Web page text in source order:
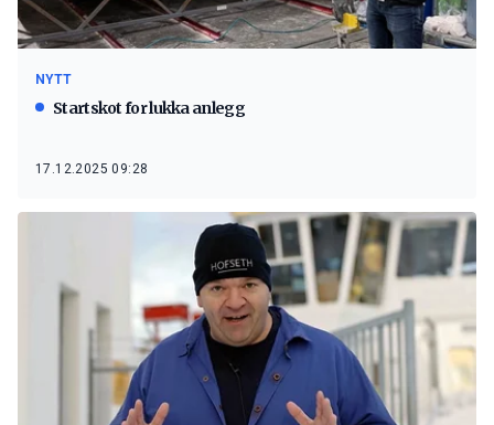
NYTT
Startskot for lukka anlegg
17.12.2025 09:28